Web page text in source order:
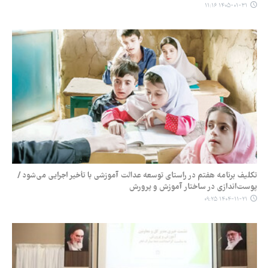
۱۴۰۵-۰۱-۳۱ ۱۱:۱۶
تکلیف برنامه هفتم در راستای توسعه عدالت آموزشی با تأخیر اجرایی می‌شود /
پوست‌اندازی در ساختار آموزش و پرورش
۱۴۰۴-۱۱-۲۱ ۰۹:۲۵